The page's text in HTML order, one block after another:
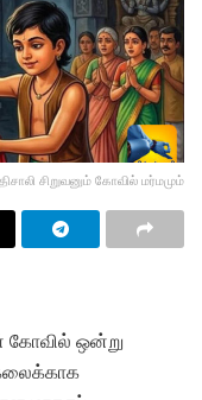
சிறுவனும் கோவில் மர்மமும்
கோவில் ஒன்று